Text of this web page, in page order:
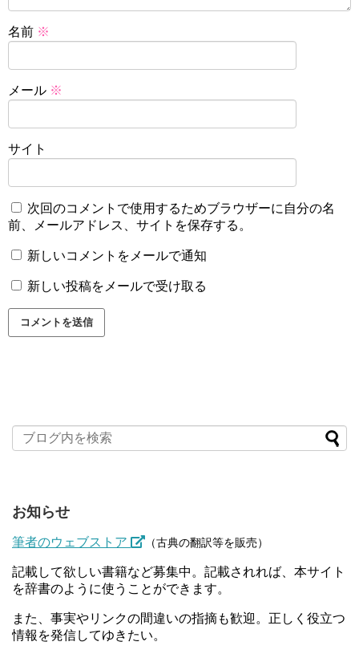
名前 ※
メール ※
サイト
次回のコメントで使用するためブラウザーに自分の名
前、メールアドレス、サイトを保存する。
新しいコメントをメールで通知
新しい投稿をメールで受け取る
お知らせ
筆者のウェブストア （古典の翻訳等を販売）
記載して欲しい書籍など募集中。記載されれば、本サイト
を辞書のように使うことができます。
また、事実やリンクの間違いの指摘も歓迎。正しく役立つ
情報を発信してゆきたい。